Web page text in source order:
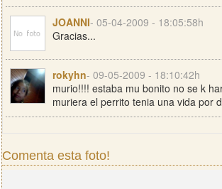
JOANNI- 05-04-2009 - 18:05:58h
Gracias...
rokyhn- 09-05-2009 - 18:10:42h
murio!!!! estaba mu bonito no se k
muriera el perrito tenia una vida por
Comenta esta foto!